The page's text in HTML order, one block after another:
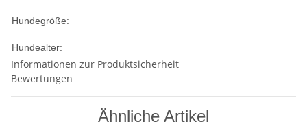
Hundegröße:
Hundealter:
Informationen zur Produktsicherheit
Bewertungen
Ähnliche Artikel